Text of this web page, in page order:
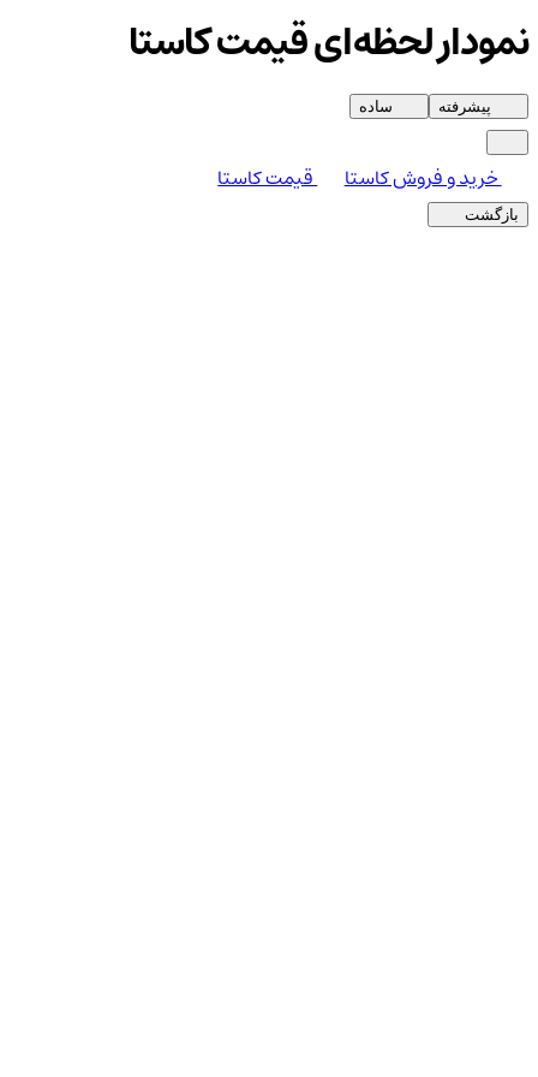
نمودار لحظه‌ای قیمت کاستا
پیشرفته ساده
خرید و فروش کاستا قیمت کاستا
بازگشت